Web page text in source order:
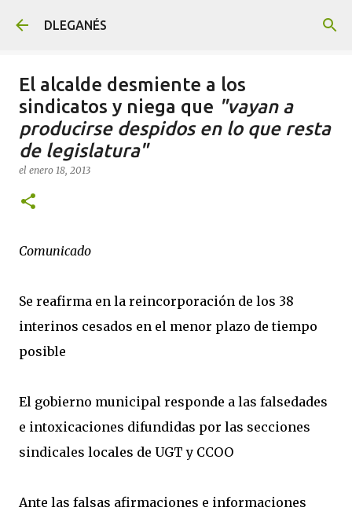
DLEGANÉS
El alcalde desmiente a los
sindicatos y niega que "vayan a
producirse despidos en lo que resta
de legislatura"
el enero 18, 2013
Comunicado
Se reafirma en la reincorporación de los 38
interinos cesados en el menor plazo de tiempo
posible
El gobierno municipal responde a las falsedades
e intoxicaciones difundidas por las secciones
sindicales locales de UGT y CCOO
Ante las falsas afirmaciones e informaciones